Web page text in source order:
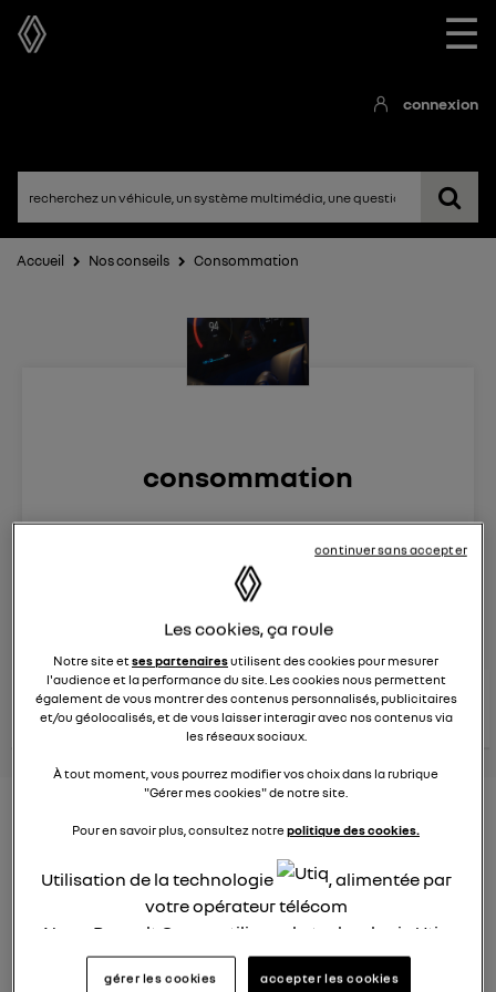
☰
connexion
Accueil Nos conseils Consommation
consommation
Le26 janvier 2022à12:51
Véhicules RENAULT
posez une question
conseils Renault
consultez les
conseils
similaires
voir tous les
conseils
Consommation carburant
Ghislaine53
26 janvier 2022à 12:50
Les cookies, ça roule
Notre site etses partenairesutilisent des cookies pour mesurer
l'audience et la performance du site. Les cookies nous permettent
également de vous montrer des contenus personnalisés, publicitaires
et/ou géolocalisés, et de vous laisser interagir avec nos contenus via
les réseaux sociaux.
À tout moment, vous pourrez modifier vos choix dans la rubrique
"Gérer mes cookies" de notre site.
Pour en savoir plus, consultez notrepolitique des cookies.
Utilisation de la technologie
, alimentée par
votre opérateur télécom
Nous, Renault Group, utilisons la technologie Utiq
pour nos activités digitales (telles que décrites
dans cette notice de consentement) et liées à
gérer les cookies accepter les cookies
continuer sans accepter